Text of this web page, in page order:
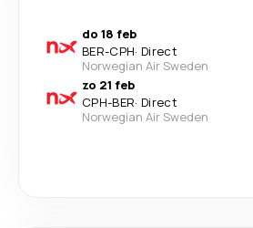
do 18 feb
BER-CPH· Direct
Norwegian Air Sweden
zo 21 feb
CPH-BER· Direct
Norwegian Air Sweden